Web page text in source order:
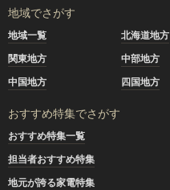
地域でさがす
地域一覧 北海道地方
関東地方
中部地方
中国地方
四国地方
おすすめ特集でさがす
おすすめ特集一覧
担当者おすすめ特集
地元が誇る家電特集